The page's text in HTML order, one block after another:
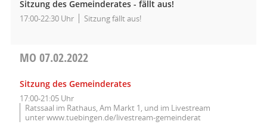
Sitzung des Gemeinderates - fällt aus!
17:00-22:30 Uhr Sitzung fällt aus!
MO 07.02.2022
Sitzung des Gemeinderates
17:00-21:05 Uhr
Ratssaal im Rathaus, Am Markt 1, und im Livestream
unter www.tuebingen.de/livestream-gemeinderat